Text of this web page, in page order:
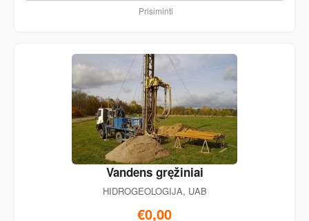
Prisiminti
Vandens gręžiniai
HIDROGEOLOGIJA, UAB
€0,00